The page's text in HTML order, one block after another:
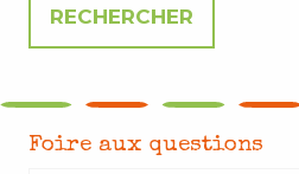
Foire aux questions